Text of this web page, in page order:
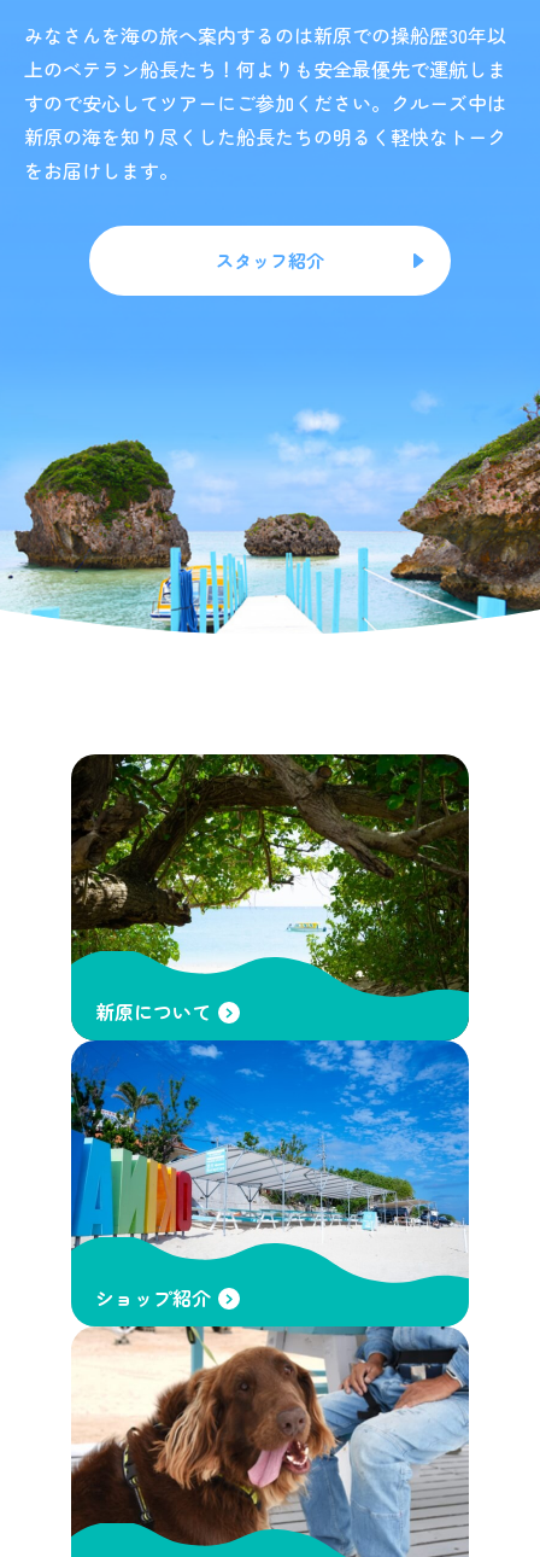
みなさんを海の旅へ案内するのは新原での操船歴30年以
上のベテラン船長たち！何よりも安全最優先で運航しま
すので安心してツアーにご参加ください。クルーズ中は
新原の海を知り尽くした船長たちの明るく軽快なトーク
をお届けします。
スタッフ紹介
新原について
ショップ紹介